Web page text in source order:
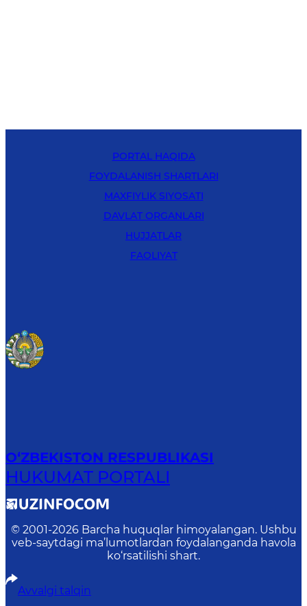
PORTAL HAQIDA
FOYDALANISH SHARTLARI
MAXFIYLIK SIYOSATI
DAVLAT ORGANLARI
HUJJATLAR
FAOLIYAT
O‘ZBEKISTON RESPUBLIKASI
HUKUMAT PORTALI
© 2001-2026 Barcha huquqlar himoyalangan. Ushbu
veb-saytdagi ma’lumotlardan foydalanganda havola
ko‘rsatilishi shart.
Avvalgi talqin